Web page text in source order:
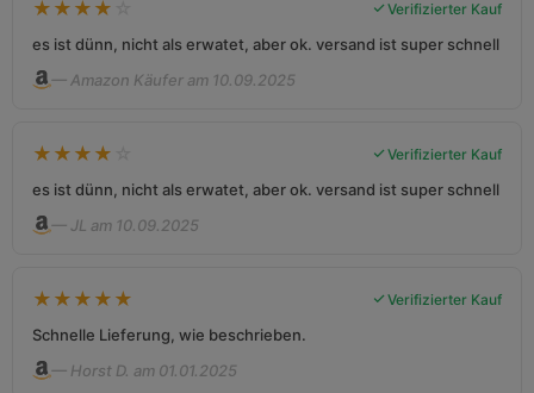
★ ★ ★ ★ Verifizierter Kauf
es ist dünn, nicht als erwatet, aber ok. versand ist super schnell
— Amazon Käufer am 10.09.2025
★ ★ ★ ★ Verifizierter Kauf
es ist dünn, nicht als erwatet, aber ok. versand ist super schnell
— JL am 10.09.2025
★ ★ ★ ★ ★ Verifizierter Kauf
Schnelle Lieferung, wie beschrieben.
— Horst D. am 01.01.2025